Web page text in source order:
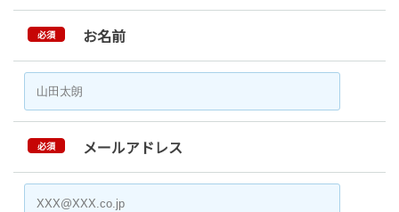
必須 お名前
必須 メールアドレス